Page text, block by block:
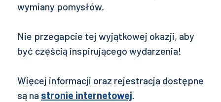
wymiany pomysłów.
Nie przegapcie tej wyjątkowej okazji, aby
być częścią inspirującego wydarzenia!
Więcej informacji oraz rejestracja dostępne
są na stronie internetowej.